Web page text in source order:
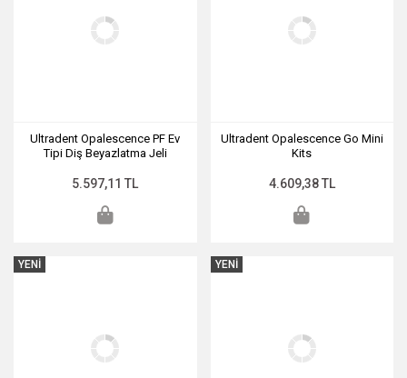
Ultradent Opalescence PF Ev
Tipi Diş Beyazlatma Jeli
5.597,11 TL
Ultradent Opalescence Go Mini
Kits
4.609,38 TL
YENİ YENİ